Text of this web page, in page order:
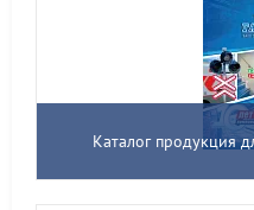
Каталог продукция